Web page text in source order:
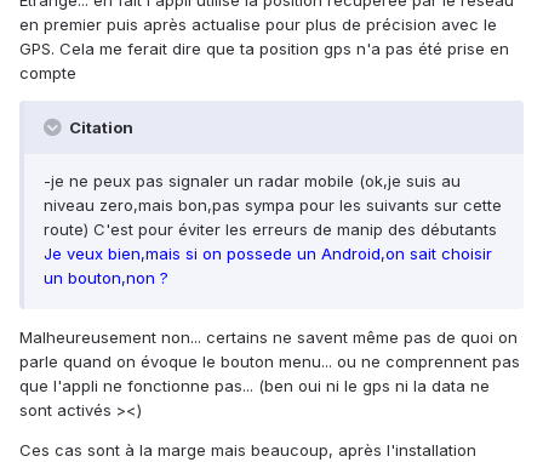
en premier puis après actualise pour plus de précision avec le
GPS. Cela me ferait dire que ta position gps n'a pas été prise en
compte
Citation
-je ne peux pas signaler un radar mobile (ok,je suis au
niveau zero,mais bon,pas sympa pour les suivants sur cette
route) C'est pour éviter les erreurs de manip des débutants
Je veux bien,mais si on possede un Android,on sait choisir
un bouton,non ?
Malheureusement non... certains ne savent même pas de quoi on
parle quand on évoque le bouton menu... ou ne comprennent pas
que l'appli ne fonctionne pas... (ben oui ni le gps ni la data ne
sont activés ><)
Ces cas sont à la marge mais beaucoup, après l'installation